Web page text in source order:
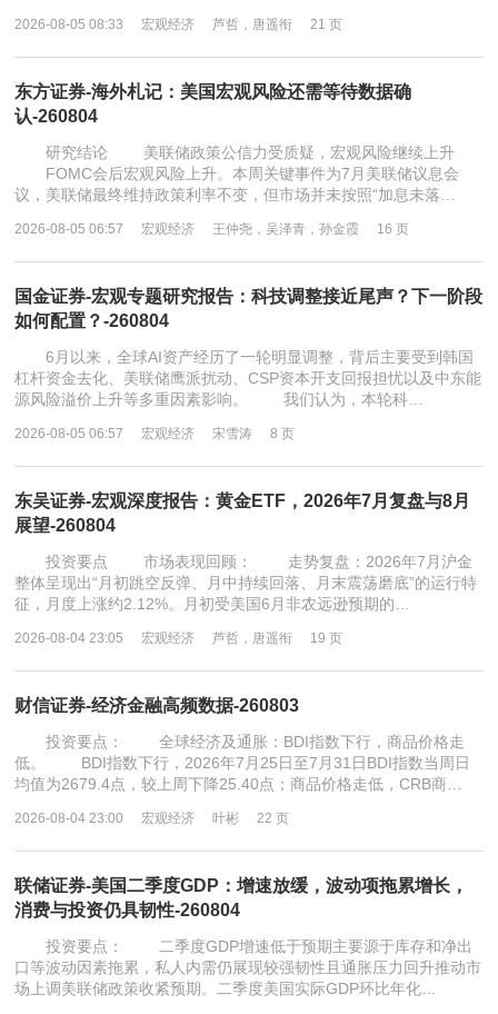
2026-08-05 08:33 宏观经济 芦哲，唐遥衔 21 页
东方证券-海外札记：美国宏观风险还需等待数据确
认-260804
研究结论 美联储政策公信力受质疑，宏观风险继续上升
FOMC会后宏观风险上升。本周关键事件为7月美联储议息会
议，美联储最终维持政策利率不变，但市场并未按照“加息未落…
2026-08-05 06:57 宏观经济 王仲尧，吴泽青，孙金霞 16 页
国金证券-宏观专题研究报告：科技调整接近尾声？下一阶段
如何配置？-260804
6月以来，全球AI资产经历了一轮明显调整，背后主要受到韩国
杠杆资金去化、美联储鹰派扰动、CSP资本开支回报担忧以及中东能
源风险溢价上升等多重因素影响。 我们认为，本轮科…
2026-08-05 06:57 宏观经济 宋雪涛 8 页
东吴证券-宏观深度报告：黄金ETF，2026年7月复盘与8月
展望-260804
投资要点 市场表现回顾： 走势复盘：2026年7月沪金
整体呈现出“月初跳空反弹、月中持续回落、月末震荡磨底”的运行特
征，月度上涨约2.12%。月初受美国6月非农远逊预期的…
2026-08-04 23:05 宏观经济 芦哲，唐遥衔 19 页
财信证券-经济金融高频数据-260803
投资要点： 全球经济及通胀：BDI指数下行，商品价格走
低。 BDI指数下行，2026年7月25日至7月31日BDI指数当周日
均值为2679.4点，较上周下降25.40点；商品价格走低，CRB商…
2026-08-04 23:00 宏观经济 叶彬 22 页
联储证券-美国二季度GDP：增速放缓，波动项拖累增长，
消费与投资仍具韧性-260804
投资要点： 二季度GDP增速低于预期主要源于库存和净出
口等波动因素拖累，私人内需仍展现较强韧性且通胀压力回升推动市
场上调美联储政策收紧预期。二季度美国实际GDP环比年化…